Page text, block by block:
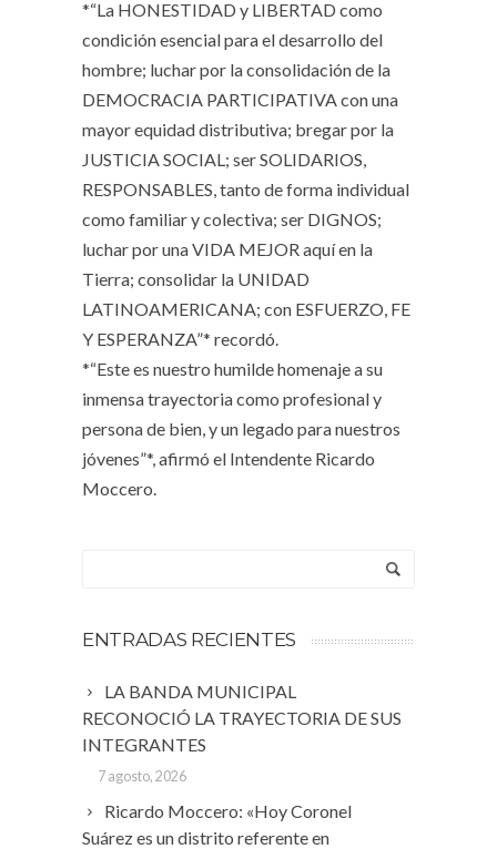
*“La HONESTIDAD y LIBERTAD como
condición esencial para el desarrollo del
hombre; luchar por la consolidación de la
DEMOCRACIA PARTICIPATIVA con una
mayor equidad distributiva; bregar por la
JUSTICIA SOCIAL; ser SOLIDARIOS,
RESPONSABLES, tanto de forma individual
como familiar y colectiva; ser DIGNOS;
luchar por una VIDA MEJOR aquí en la
Tierra; consolidar la UNIDAD
LATINOAMERICANA; con ESFUERZO, FE
Y ESPERANZA”* recordó.
*“Este es nuestro humilde homenaje a su
inmensa trayectoria como profesional y
persona de bien, y un legado para nuestros
jóvenes”*, afirmó el Intendente Ricardo
Moccero.
ENTRADAS RECIENTES
LA BANDA MUNICIPAL
RECONOCIÓ LA TRAYECTORIA DE SUS
INTEGRANTES
7 agosto, 2026
Ricardo Moccero: «Hoy Coronel
Suárez es un distrito referente en